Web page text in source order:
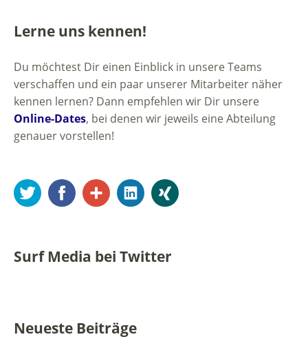
Lerne uns kennen!
Du möchtest Dir einen Einblick in unsere Teams
verschaffen und ein paar unserer Mitarbeiter näher
kennen lernen? Dann empfehlen wir Dir unsere
Online-Dates, bei denen wir jeweils eine Abteilung
genauer vorstellen!
Twitter FacebookGoogle+LinkedIn
Surf Media bei Twitter
Neueste Beiträge